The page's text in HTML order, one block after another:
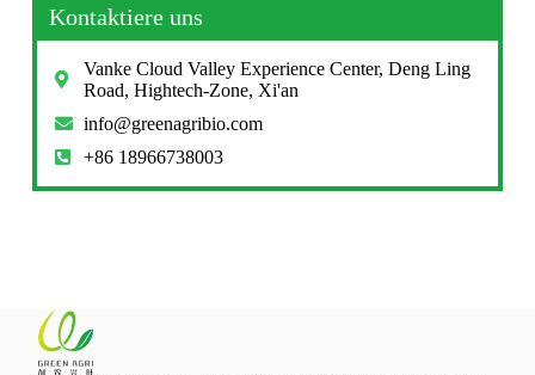
Kontaktiere uns
Vanke Cloud Valley Experience Center, Deng Ling
Road, Hightech-Zone, Xi'an
info@greenagribio.com
+86 18966738003